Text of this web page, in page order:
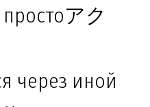
アク
через иной